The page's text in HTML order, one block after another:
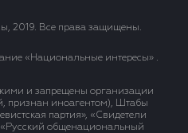
2019. Все права защищены.
«Национальные интересы» .
и запрещены организации
признан иноагентом), Штабы
партия», «Свидетели
общенациональный